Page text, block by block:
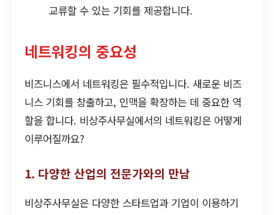
교류할 수 있는 기회를 제공합니다.
네트워킹의 중요성
비즈니스에서 네트워킹은 필수적입니다. 새로운 비즈
니스 기회를 창출하고, 인맥을 확장하는 데 중요한 역
할을 합니다. 비상주사무실에서의 네트워킹은 어떻게
이루어질까요?
1. 다양한 산업의 전문가와의 만남
비상주사무실은 다양한 스타트업과 기업이 이용하기